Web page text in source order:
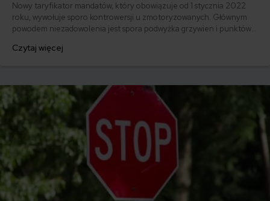
Nowy taryfikator mandatów, który obowiązuje od 1 stycznia 2022
roku, wywołuje sporo kontrowersji u zmotoryzowanych. Głównym
powodem niezadowolenia jest spora podwyżka grzywien i punktów
000 zł. Czy grzywny za łamanie przepisów ruchu drogowego w
Czytaj więcej